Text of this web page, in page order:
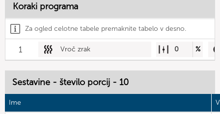
Koraki programa
Za ogled celotne tabele premaknite tabelo v desno.
1 Vroč zrak 0 %
Sestavine - število porcij - 10
Ime